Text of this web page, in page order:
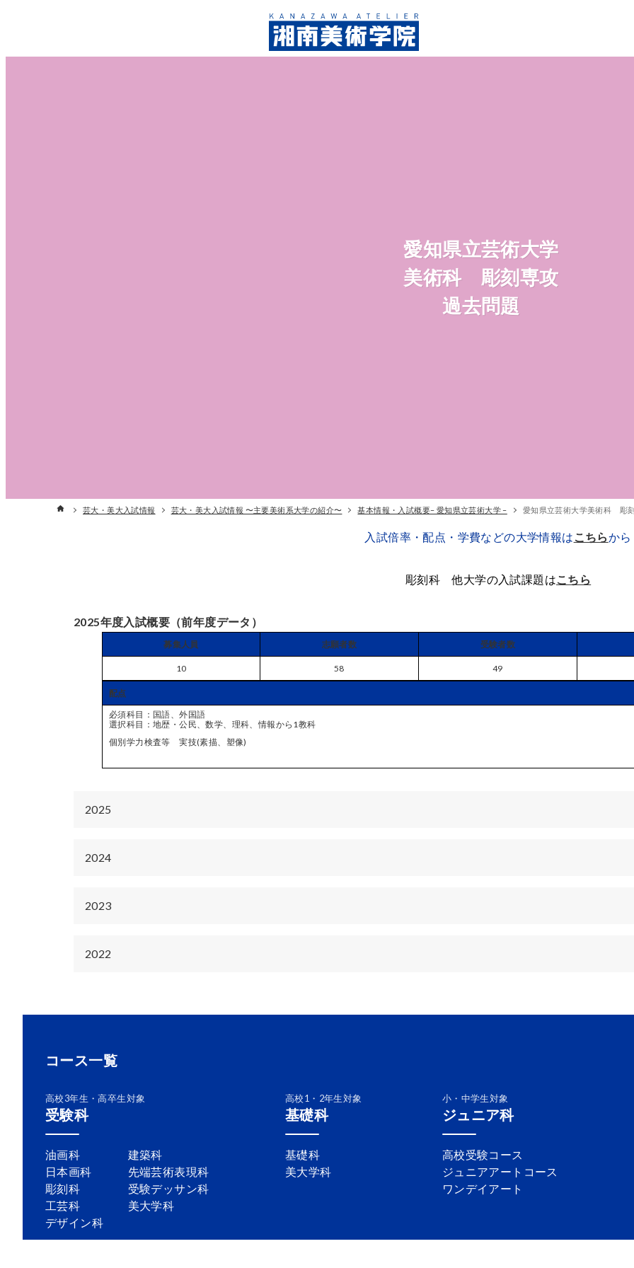
愛知県立芸術大学
美術科 彫刻専攻
過去問題
芸大・美大入試情報 芸大・美大入試情報 〜主要美術系大学の紹介〜 基本情報・入試概要– 愛知県立芸術大学 – 愛知県立芸術大学美術科 彫
入試倍率・配点・学費などの大学情報は こちらから
彫刻科 他大学の入試課題はこちら
2025年度入試概要（前年度データ）
募集人員 志願者数 受験者数
10 58 49
配点
必須科目：国語、外国語
選択科目：地歴・公民、数学、理科、情報から1教科
個別学力検査等 実技(素描、塑像)
2025
2024
2023
2022
コース一覧
高校3年生・高卒生対象
受験科
油画科
日本画科
彫刻科
工芸科
デザイン科
建築科
先端芸術表現科
受験デッサン科
美大学科
高校1・2年生対象
基礎科
基礎科
美大学科
小・中学生対象
ジュニア科
高校受験コース
ジュニアアートコース
ワンデイアート